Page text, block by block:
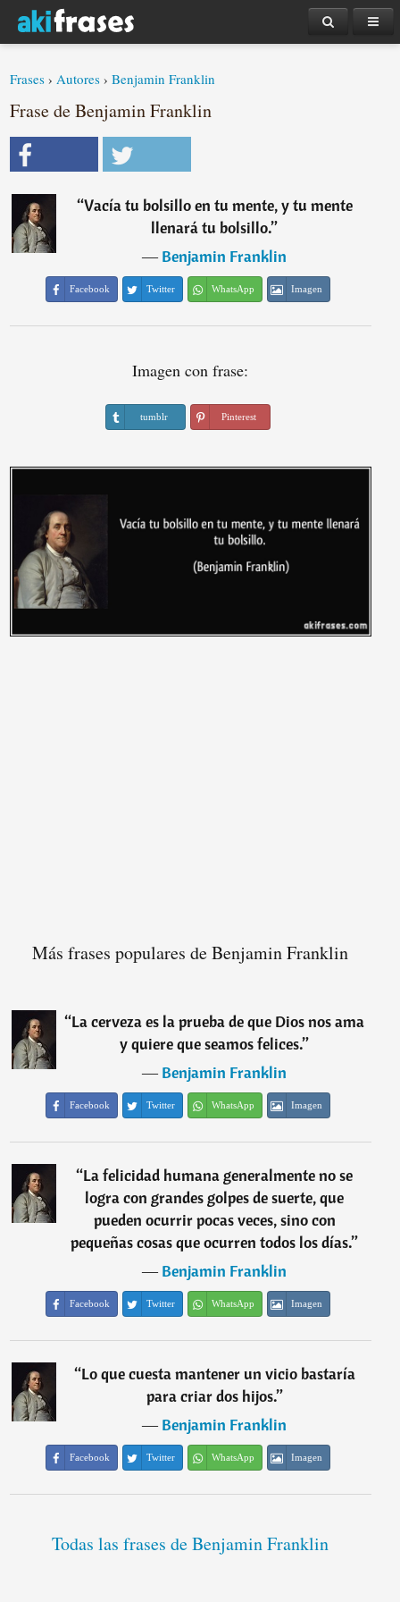
Frases ›Autores ›Benjamin Franklin
Frase de Benjamin Franklin
“Vacía tu bolsillo en tu mente, y tu mente
llenará tu bolsillo.”
―Benjamin Franklin
Facebook Twitter WhatsApp Imagen
Imagen con frase:
tumblr Pinterest
Más frases populares de Benjamin Franklin
“La cerveza es la prueba de que Dios nos ama
y quiere que seamos felices.”
―Benjamin Franklin
Facebook Twitter WhatsApp Imagen
“La felicidad humana generalmente no se
logra con grandes golpes de suerte, que
pueden ocurrir pocas veces, sino con
pequeñas cosas que ocurren todos los días.”
―Benjamin Franklin
Facebook Twitter WhatsApp Imagen
“Lo que cuesta mantener un vicio bastaría
para criar dos hijos.”
―Benjamin Franklin
Facebook Twitter WhatsApp Imagen
Todas las frases de Benjamin Franklin